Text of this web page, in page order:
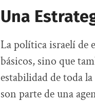
Una
La política israelí de
básicos, sino que
estabilidad de toda
son parte de una